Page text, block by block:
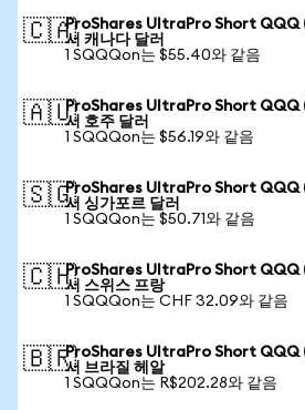
🇨🇦ProShares UltraPro Short QQQ
서 캐나다 달러
1 SQQQon는 $55.40와 같음
🇦🇺ProShares UltraPro Short QQQ
서 호주 달러
1 SQQQon는 $56.19와 같음
🇸🇬ProShares UltraPro Short QQQ
서 싱가포르 달러
1 SQQQon는 $50.71와 같음
🇨🇭ProShares UltraPro Short QQQ
서 스위스 프랑
1 SQQQon는 CHF 32.09와 같음
🇧🇷ProShares UltraPro Short QQQ
서 브라질 헤알
1 SQQQon는 R$202.28와 같음